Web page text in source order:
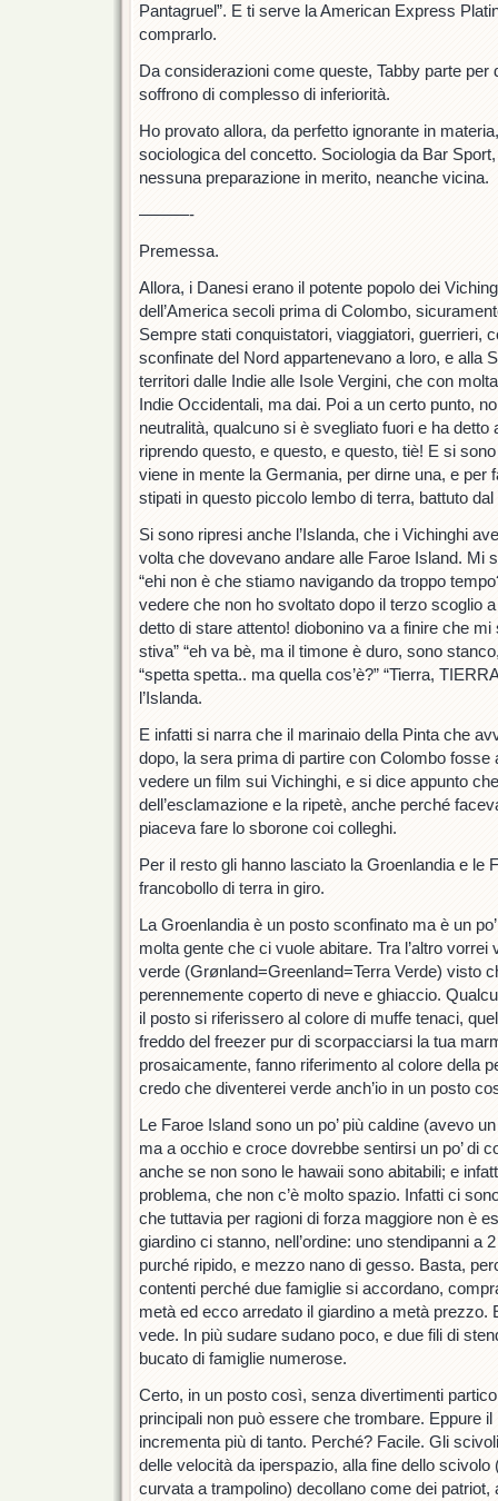
Pantagruel”. E ti serve la American Express
comprarlo.
Da considerazioni come queste, Tabby parte per
soffrono di complesso di inferiorità.
Ho provato allora, da perfetto ignorante in
sociologica del concetto. Sociologia da Bar
nessuna preparazione in merito, neanche vicina.
———-
Premessa.
Allora, i Danesi erano il potente popolo dei
dell’America secoli prima di Colombo,
Sempre stati conquistatori, viaggiatori, guerrieri,
sconfinate del Nord appartenevano a loro, e alla
territori dalle Indie alle Isole Vergini, che con
Indie Occidentali, ma dai. Poi a un certo punto,
neutralità, qualcuno si è svegliato fuori e ha detto
riprendo questo, e questo, e questo, tiè! E si
viene in mente la Germania, per dirne una, e per
stipati in questo piccolo lembo di terra, battuto
Si sono ripresi anche l’Islanda, che i Vichinghi
volta che dovevano andare alle Faroe Island. Mi
“ehi non è che stiamo navigando da troppo
vedere che non ho svoltato dopo il terzo scoglio
detto di stare attento! diobonino va a finire che
stiva” “eh va bè, ma il timone è duro, sono
“spetta spetta.. ma quella cos’è?” “Tierra,
l’Islanda.
E infatti si narra che il marinaio della Pinta che
dopo, la sera prima di partire con Colombo fosse
vedere un film sui Vichinghi, e si dice appunto
dell’esclamazione e la ripetè, anche perché
piaceva fare lo sborone coi colleghi.
Per il resto gli hanno lasciato la Groenlandia e le
francobollo di terra in giro.
La Groenlandia è un posto sconfinato ma è un
molta gente che ci vuole abitare. Tra l’altro vorrei
verde (Grønland=Greenland=Terra Verde) visto
perennemente coperto di neve e ghiaccio.
il posto si riferissero al colore di muffe tenaci,
freddo del freezer pur di scorpacciarsi la tua
prosaicamente, fanno riferimento al colore della
credo che diventerei verde anch’io in un posto
Le Faroe Island sono un po’ più caldine (avevo
ma a occhio e croce dovrebbe sentirsi un po’ di
anche se non sono le hawaii sono abitabili; e
problema, che non c’è molto spazio. Infatti ci
che tuttavia per ragioni di forza maggiore non è
giardino ci stanno, nell’ordine: uno stendipanni a
purché ripido, e mezzo nano di gesso. Basta,
contenti perché due famiglie si accordano,
metà ed ecco arredato il giardino a metà prezzo.
vede. In più sudare sudano poco, e due fili di
bucato di famiglie numerose.
Certo, in un posto così, senza divertimenti
principali non può essere che trombare. Eppure
incrementa più di tanto. Perché? Facile. Gli
delle velocità da iperspazio, alla fine dello scivolo
curvata a trampolino) decollano come dei patriot,